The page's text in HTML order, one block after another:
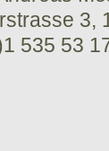
3,
535 53